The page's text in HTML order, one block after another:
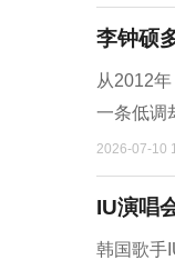
李钟硕
从2012
一条低调
2026-07-10
IU演唱
韩国歌手